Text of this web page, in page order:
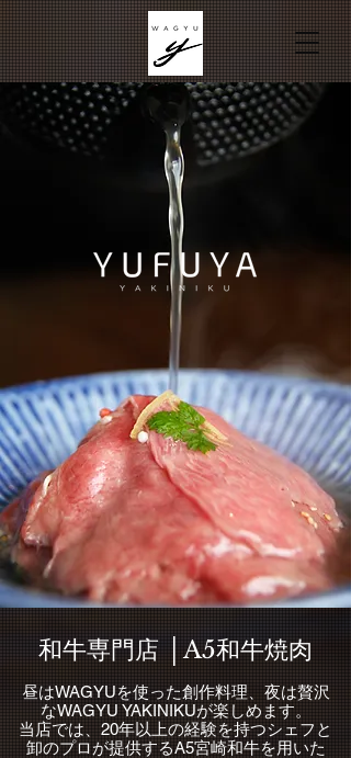
和牛専門店 │A5和牛焼肉
昼はWAGYUを使った創作料理、夜は贅沢
なWAGYU YAKINIKUが楽しめます。
当店では、20年以上の経験を持つシェフと
卸のプロが提供するA5宮崎和牛を用いた